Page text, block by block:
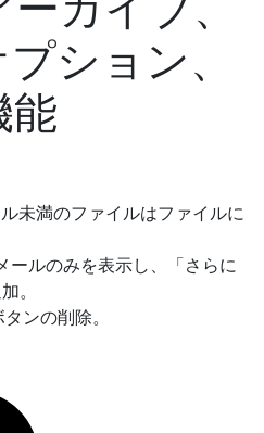
ション、
能
未満のファイルはファイルに
ルのみを表示し、「さらに
。
ンの削除。